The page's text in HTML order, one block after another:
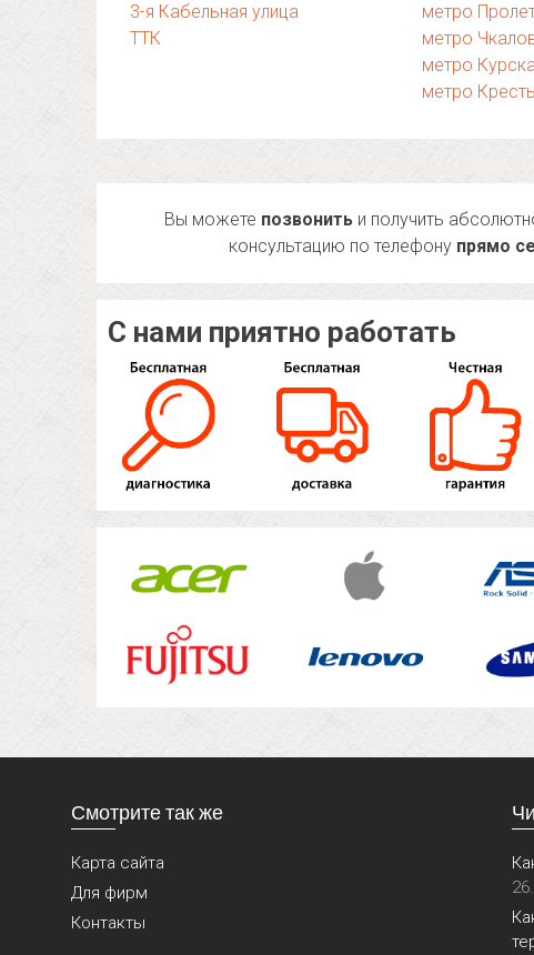
3-я Кабельная улица
ТТК
метро
метро
метро
метро
Вы можете позвонить и получить
консультацию по телефону прямо
С нами приятно работать
Смотрите так же
Карта сайта
Для фирм
Контакты